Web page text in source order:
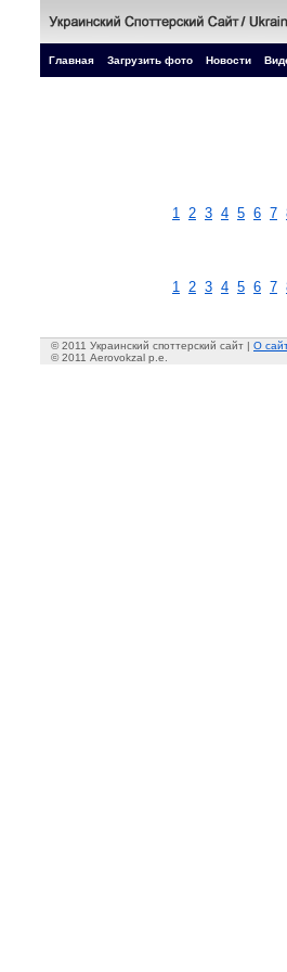
Главная Загрузить фото Новости
1 2 3 4 5 6 7
1 2 3 4 5 6 7
© 2011 Украинский споттерский сайт | О
© 2011 Aerovokzal p.e.